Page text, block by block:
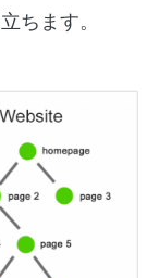
ちます。